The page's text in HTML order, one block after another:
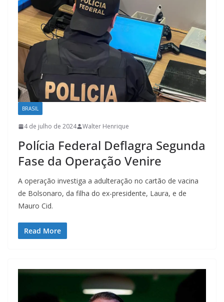
BRASIL
4 de julho de 2024 Walter Henrique
Polícia Federal Deflagra Segunda
Fase da Operação Venire
A operação investiga a adulteração no cartão de vacina
de Bolsonaro, da filha do ex-presidente, Laura, e de
Mauro Cid.
Read More